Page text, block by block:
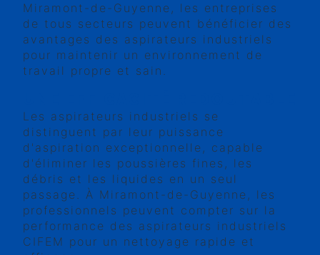
Miramont-de-Guyenne, les entreprises
de tous secteurs peuvent bénéficier des
avantages des aspirateurs industriels
pour maintenir un environnement de
travail propre et sain.
Les aspirateurs industriels se
distinguent par leur puissance
d'aspiration exceptionnelle, capable
d'éliminer les poussières fines, les
débris et les liquides en un seul
passage. À Miramont-de-Guyenne, les
professionnels peuvent compter sur la
performance des aspirateurs industriels
CIFEM pour un nettoyage rapide et